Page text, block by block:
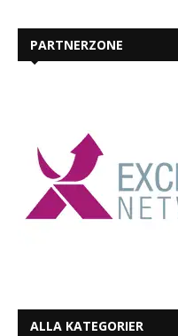
PARTNERZONE
ALLA KATEGORIER